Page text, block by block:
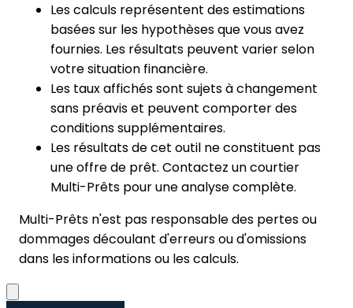
Les calculs représentent des estimations
basées sur les hypothèses que vous avez
fournies. Les résultats peuvent varier selon
votre situation financière.
Les taux affichés sont sujets à changement
sans préavis et peuvent comporter des
conditions supplémentaires.
Les résultats de cet outil ne constituent pas
une offre de prêt. Contactez un courtier
Multi-Prêts pour une analyse complète.
Multi-Prêts n'est pas responsable des pertes ou
dommages découlant d'erreurs ou d'omissions
dans les informations ou les calculs.